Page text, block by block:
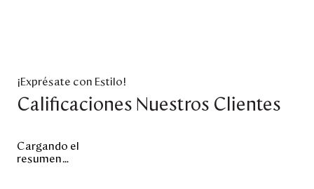
¡Exprésate con Estilo!
Calificaciones Nuestros Clientes
Cargando el
resumen…